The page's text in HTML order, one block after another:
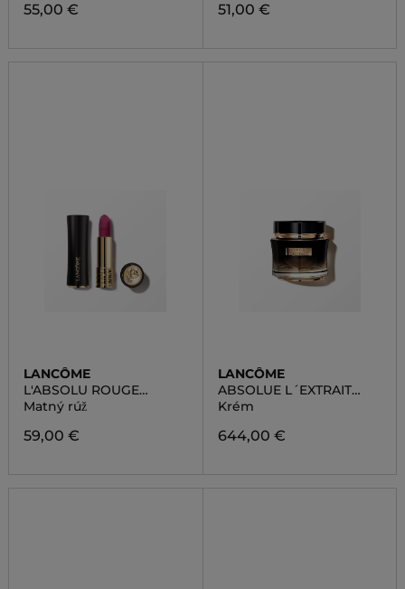
55,00 € 51,00 €
LANCÔME
L'ABSOLU ROUGE
DRAMA MATTE
Matný rúž
59,00 €
LANCÔME
ABSOLUE L´EXTRAIT
CREAM
Krém
644,00 €